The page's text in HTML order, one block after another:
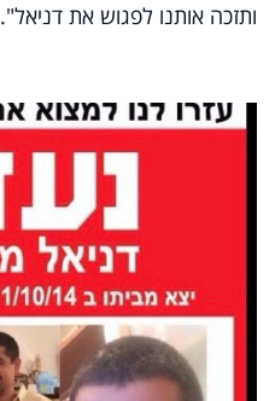
ותזכה אותנו לפגוש את דניאל".